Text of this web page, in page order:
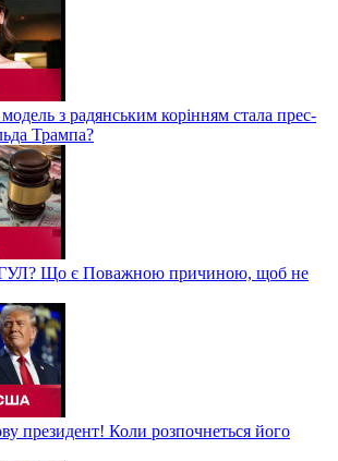
з радянським корінням стала прес-
Трампа?
Що є Поважною причиною, щоб не
президент! Коли розпочнеться його